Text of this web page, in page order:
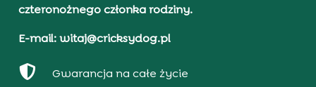
czteronożnego członka rodziny.
E-mail: witaj@cricksydog.pl
 Gwarancja na całe życie